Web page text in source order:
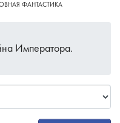
ФАНТАСТИКА
Императора.